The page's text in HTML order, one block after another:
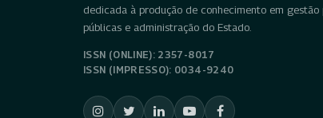
dedicada à produção de conhecimento em gestão
públicas e administração do Estado.
ISSN (ONLINE): 2357-8017
ISSN (IMPRESSO): 0034-9240